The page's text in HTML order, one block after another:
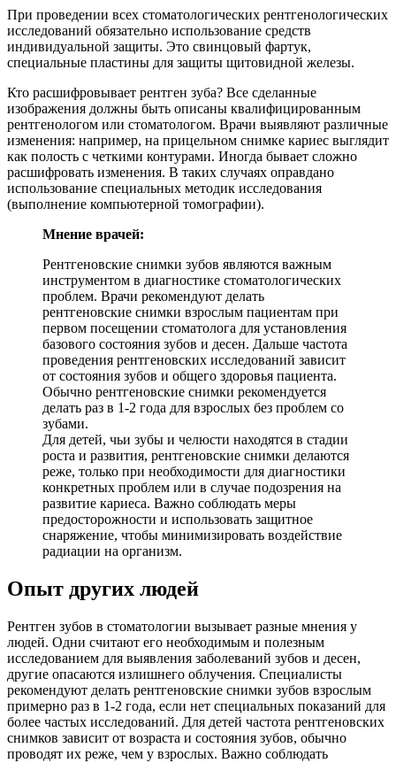
При проведении всех стоматологических рентгенологических
исследований обязательно использование средств
индивидуальной защиты. Это свинцовый фартук,
специальные пластины для защиты щитовидной железы.
Кто расшифровывает рентген зуба? Все сделанные
изображения должны быть описаны квалифицированным
рентгенологом или стоматологом. Врачи выявляют различные
изменения: например, на прицельном снимке кариес выглядит
как полость с четкими контурами. Иногда бывает сложно
расшифровать изменения. В таких случаях оправдано
использование специальных методик исследования
(выполнение компьютерной томографии).
Мнение врачей:
Рентгеновские снимки зубов являются важным
инструментом в диагностике стоматологических
проблем. Врачи рекомендуют делать
рентгеновские снимки взрослым пациентам при
первом посещении стоматолога для установления
базового состояния зубов и десен. Дальше частота
проведения рентгеновских исследований зависит
от состояния зубов и общего здоровья пациента.
Обычно рентгеновские снимки рекомендуется
делать раз в 1-2 года для взрослых без проблем со
зубами.
Для детей, чьи зубы и челюсти находятся в стадии
роста и развития, рентгеновские снимки делаются
реже, только при необходимости для диагностики
конкретных проблем или в случае подозрения на
развитие кариеса. Важно соблюдать меры
предосторожности и использовать защитное
снаряжение, чтобы минимизировать воздействие
радиации на организм.
Опыт других людей
Рентген зубов в стоматологии вызывает разные мнения у
людей. Одни считают его необходимым и полезным
исследованием для выявления заболеваний зубов и десен,
другие опасаются излишнего облучения. Специалисты
рекомендуют делать рентгеновские снимки зубов взрослым
примерно раз в 1-2 года, если нет специальных показаний для
более частых исследований. Для детей частота рентгеновских
снимков зависит от возраста и состояния зубов, обычно
проводят их реже, чем у взрослых. Важно соблюдать